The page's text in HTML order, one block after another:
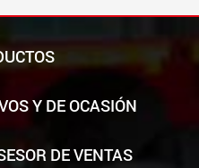
Y DE OCASIÓN
DE VENTAS